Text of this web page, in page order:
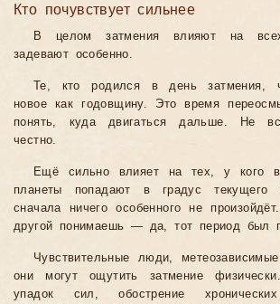
Кто почувствует сильнее
В целом затмения влияют на
задевают особенно.
Те, кто родился в день затмения,
новое как годовщину. Это время
понять, куда двигаться дальше. Не
честно.
Ещё сильно влияет на тех, у кого в
планеты попадают в градус текущего
сначала ничего особенного не
другой понимаешь — да, тот период был
Чувствительные люди,
они могут ощутить затмение
упадок сил, обострение